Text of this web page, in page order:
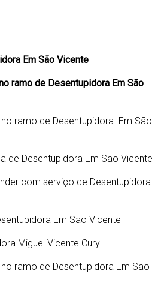
Em São Vicente
ramo de Desentupidora Em São
ramo de Desentupidora Em São
de Desentupidora Em São Vicente
com serviço de Desentupidora
Em São Vicente
Miguel Vicente Cury
ramo de Desentupidora Em São